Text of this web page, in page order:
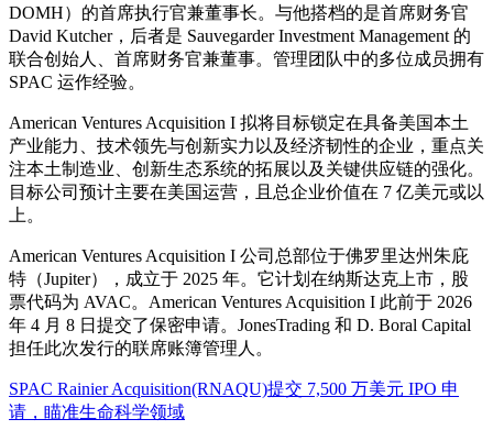
DOMH）的首席执行官兼董事长。与他搭档的是首席财务官
David Kutcher，后者是 Sauvegarder Investment Management 的
联合创始人、首席财务官兼董事。管理团队中的多位成员拥有
SPAC 运作经验。
American Ventures Acquisition I 拟将目标锁定在具备美国本土
产业能力、技术领先与创新实力以及经济韧性的企业，重点关
注本土制造业、创新生态系统的拓展以及关键供应链的强化。
目标公司预计主要在美国运营，且总企业价值在 7 亿美元或以
上。
American Ventures Acquisition I 公司总部位于佛罗里达州朱庇
特（Jupiter），成立于 2025 年。它计划在纳斯达克上市，股
票代码为 AVAC。American Ventures Acquisition I 此前于 2026
年 4 月 8 日提交了保密申请。JonesTrading 和 D. Boral Capital
担任此次发行的联席账簿管理人。
SPAC Rainier Acquisition(RNAQU)提交 7,500 万美元 IPO 申
请，瞄准生命科学领域